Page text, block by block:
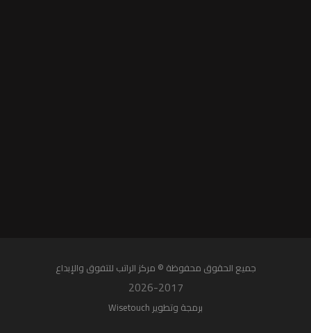
جميع الحقوق محفوظة © مركز الراتب للتفوق واﻹبداع
2026-2017
برمجة وتطوير Wisetouch